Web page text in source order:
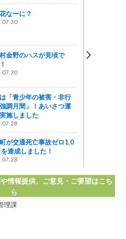
なーに？
金野のハスが見頃で
「青少年の被害・非行
調月間」！あいさつ運
施しました
が交通死亡事故ゼロ1,0
達成しました！
情報提供、ご意見・ご要望はこち
ら
理課